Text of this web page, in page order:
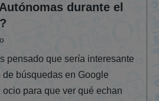
durante el
pensado que sería interesante
búsquedas en Google
para que ver qué echan